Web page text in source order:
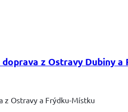
z Ostravy Dubiny
z Ostravy a Frýdku-Místku